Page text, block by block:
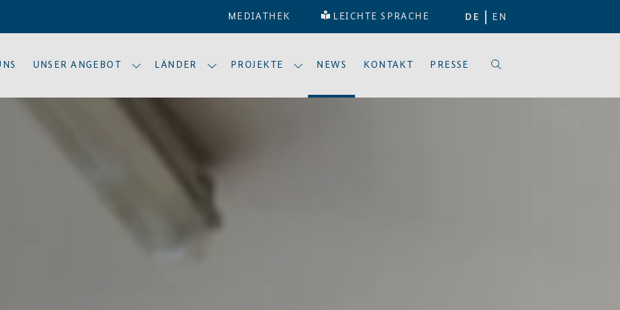
MEDIATHEK LEICHTE SPRACHE DE EN
UNSER ANGEBOT LÄNDER PROJEKTE NEWS KONTAKT PRESSE